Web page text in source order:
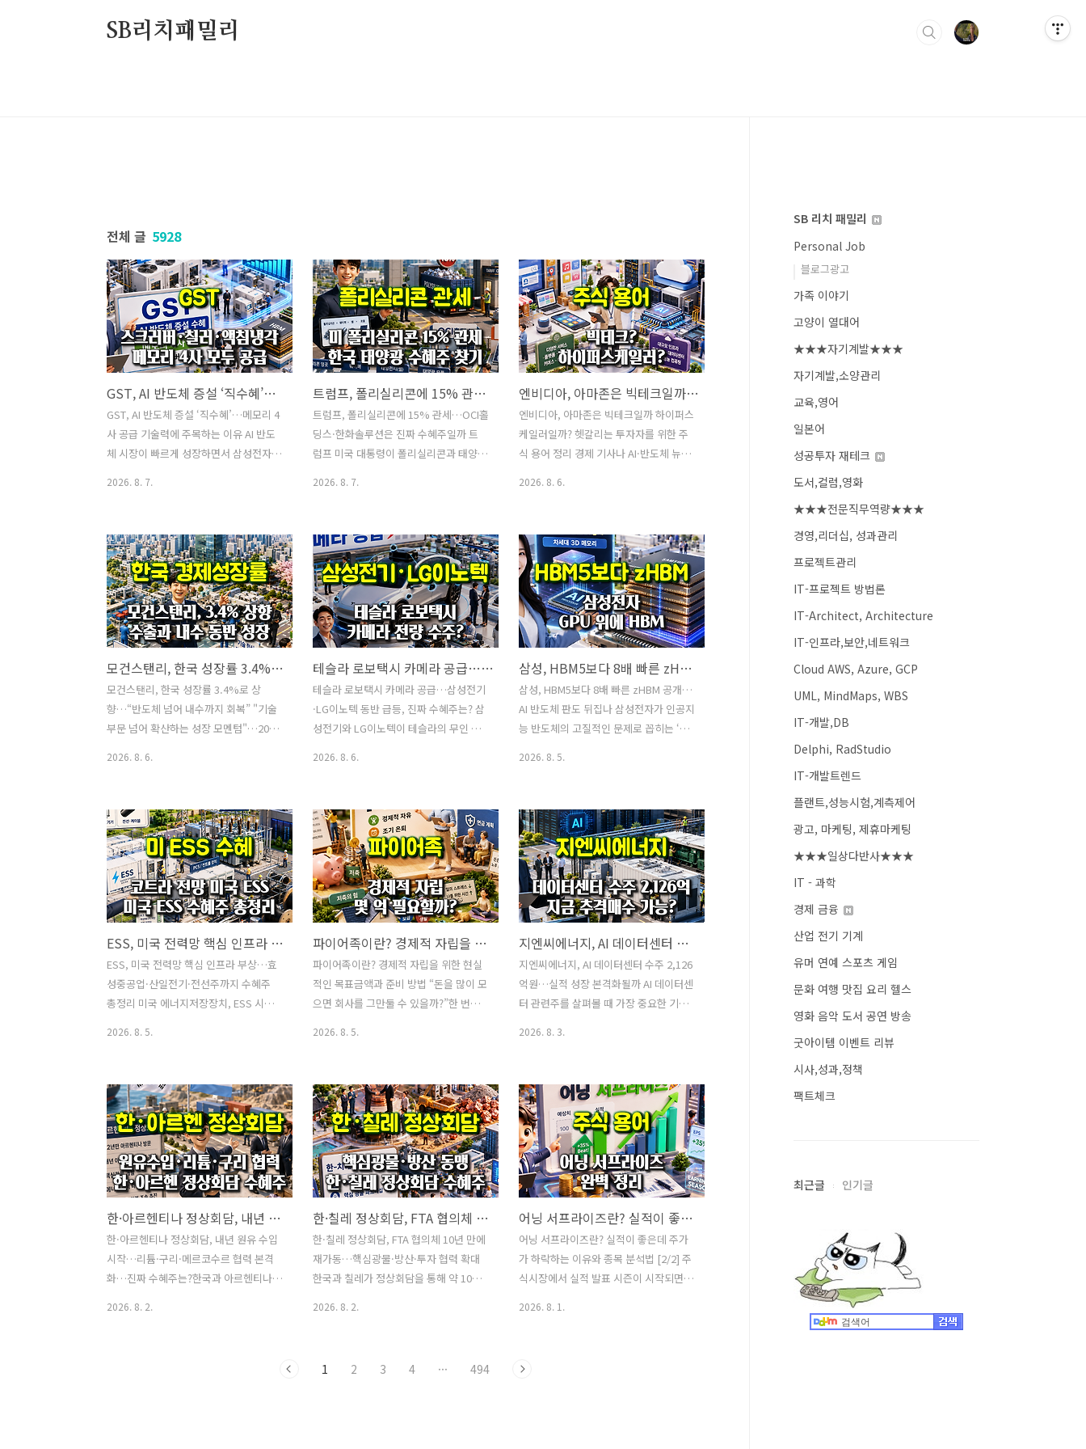
SB리치패밀리
전체 글 5928
GST, AI 반도체 증설 ‘직수혜’…메모리 4사 공급 기술력에 주목하는 이유
GST, AI 반도체 증설 ‘직수혜’…메모리 4
사 공급 기술력에 주목하는 이유 AI 반도
체 시장이 빠르게 성장하면서 삼성전자와
을 직접 생산하는 반도체 기업뿐만 아니
라 생산공정에 필요한 장비와 부품을 공
급하는 기업에도 관심이 쏠리고 있습니
다.이 가운데 반도체 공정용 스크러버와
칠러를 공급하는 GST·글로벌스탠다드테
크놀로지가 AI 반도체 증설의 수혜 기업으
로 부각되고 있습니다.GST는 삼성전자,
SK하이닉스, 마이크론, 중국 메모리 기업
등 이른바 ‘메모리 4사’에 제품을 공급할
수 있는 기술력과 고객사 레퍼런스를 확
보한 것으로 평가받고 있습니다.다만
2026. 8. 7.
트럼프, 폴리실리콘에 15% 관세…OCI홀딩스·한화솔루션은 진짜 수혜주일까
트럼프, 폴리실리콘에 15% 관세…OCI홀
딩스·한화솔루션은 진짜 수혜주일까 트
럼프 미국 대통령이 폴리실리콘과 태양광
양광 웨이퍼와 셀을 만드는 핵심 원료이
며, 고순도 제품은 반도체 제조에도 사용
됩니다. 미국은 이번 조치의 목적을 중국
중심으로 형성된 폴리실리콘 공급망을 미
국과 우방국 중심으로 재편하는 데 두고
있습니다.하지만 이번 정책을 단순히 ‘중
국산 제품에 대한 추가 관세’로만 해석해
서는 안 됩니다. 미국으로 수입되는 폴리
실리콘과 관련 파생제품에 광범위하게 적
용될 수 있어, 말레이시아와 한국에서 제
품을 생산해 미국으로 공급하는 국내 기
입니다.결국 국..
2026. 8. 7.
엔비디아, 아마존은 빅테크일까 하이퍼스케일러일까? 헷갈리는 투자자를 위한 주식 용어 정리
엔비디아, 아마존은 빅테크일까 하이퍼스
케일러일까? 헷갈리는 투자자를 위한 주
식 용어 정리 경제 기사나 AI·반도체 뉴스
규모가 큰 기술기업을 가리킬 때 사용되
기 때문에 같은 뜻처럼 느껴지기도 합니
다. 그러나 엄밀히 따지면 기업을 구분하
는 기준 자체가 다릅니다.쉽게 정리하면
다음과 같습니다.빅테크는 기업의 크기와
시장 영향력을 강조하는 표현이고, 하이
퍼스케일러는 초대형 컴퓨팅 인프라를 운
영하고 확장하는 능력을 강조하는 표현입
니다.아마존이나 마이크로소프트처럼 두
조건을 모두 충족하는 기업도 있지만, 모
든 빅테크 기업이 하이퍼스케일러인 것은
(Big Tech..
2026. 8. 6.
모건스탠리, 한국 성장률 3.4%로 상향…“반도체 넘어 내수까지 회복”
모건스탠리, 한국 성장률 3.4%로 상
향…“반도체 넘어 내수까지 회복” "기술
부문 넘어 확산하는 성장 모멘텀"…2027
행 모건스탠리가 2026년 한국 경제성장
률 전망치를 기존 2.8%에서 3.4%로
0.6%포인트 상향 조정했습니다.2027년
성장률 전망도 기존 2.3%에서 2.7%로
0.4%포인트 올렸습니다. 단순히 반도체
수출이 좋다는 수준을 넘어 자동차·기계·
소비재 수출과 설비투자, 민간소비, 관광
·서비스업까지 경기 회복세가 확산하고
있다는 판단입니다.그러나 성장률 전망만
올라간 것은 아닙니다. 모건스탠리는 물
가 상승률 전망과 한국은행 기준금리 전
2026. 8. 6.
테슬라 로보택시 카메라 공급…삼성전기·LG이노텍 동반 급등, 진짜 수혜주는?
테슬라 로보택시 카메라 공급…삼성전기
·LG이노텍 동반 급등, 진짜 수혜주는? 삼
성전기와 LG이노텍이 테슬라의 무인 로
LG이노텍은 테슬라 로보택시 수주 기대
와 함께 MSCI 한국 지수 신규 편입 가능성
까지 부각되며 장중 18% 넘게 상승했습
니다. 삼성전기 역시 로보택시 카메라뿐
아니라 AI 서버용 MLCC와 FC-BGA 공급
확대 기대가 겹치며 두 자릿수 상승률을
기록했습니다.2026년 8월 5일 기준 삼성
전기는 전일 대비 13.76% 오른 134만
8,000원, LG이노텍은 14.86% 오른 60만
3,000원에 거래를 마쳤습니다. LG이노텍
의 ‘16%대 급등’은 오전 장중 기준이며,
2026. 8. 6.
삼성, HBM5보다 8배 빠른 zHBM 공개…AI 반도체 판도 뒤집나
삼성, HBM5보다 8배 빠른 zHBM 공개…
AI 반도체 판도 뒤집나 삼성전자가 인공지
능 반도체의 고질적인 문제로 꼽히는 ‘메
반도체 행사 FMS 2026에서 AI 가속기 위
에 메모리를 수직으로 쌓는 새로운 구조
를 선보이며, 향후 HBM5 기반 시스템보
다 최대 8배 높은 성능을 구현할 수 있다
는 청사진을 제시했습니다.다만 이번 발
표를 두고 ‘HBM5보다 8배 빠른 메모리가
이미 개발됐다’고 받아들이는 것은 다소
성급합니다. 현재 공개된 것은 상용화된
완성품보다 차세대 AI 시스템을 위한 구조
와 성능 목표에 가깝습니다.그럼에도 이
번 발표가 중요한 이유는 분명합니다. 삼
2026. 8. 5.
ESS, 미국 전력망 핵심 인프라 부상…효성중공업·산일전기·전선주까지 수혜주 총정리
ESS, 미국 전력망 핵심 인프라 부상…효
성중공업·산일전기·전선주까지 수혜주
총정리 미국 에너지저장장치, ESS 시장
자진흥공사, 코트라가 발표한 ‘미 ESS 시
장 구조 변화와 전략적 시사점’ 보고서에
서 주목해야 할 부분도 단순한 배터리 수
요 증가가 아닙니다.미국 ESS 시장의 경
쟁 기준이 저렴한 가격에서 벗어나 ▲미
국 현지 생산 ▲부품 원산지 ▲비중국 공
급망 ▲안전성 ▲납기 ▲설치 및 유지보
수 대응 능력으로 이동하고 있다는 점입
니다.이 변화는 LG에너지솔루션과 삼성
SDI 같은 배터리 기업뿐 아니라 효성중공
업·LS ELECTRIC·산일전기·HD현대일렉
기 ..
2026. 8. 5.
파이어족이란? 경제적 자립을 위한 현실적인 목표금액과 준비 방법
파이어족이란? 경제적 자립을 위한 현실
적인 목표금액과 준비 방법 “돈을 많이 모
으면 회사를 그만둘 수 있을까?”한 번쯤
수도 있습니다. 건강이 허락할 때 여행이
나 취미를 즐기고 싶다는 이유도 있습니
다.이러한 고민과 함께 주목받은 개념이
바로 파이어(FIRE)​입니다.파이어는 단순
히 젊은 나이에 회사를 그만두는 것을 의
미하지 않습니다. 핵심은 월급이 없어도
생활을 유지할 수 있는 경제적 기반을 마
련해, 생계를 위해 원하지 않는 일을 계속
해야 하는 상태에서 벗어나는 것입니다.
그러나 파이어를 막연히 ‘몇억 원을 모으
면 가능한 조기 은퇴’라고 생각하면 현실
2026. 8. 5.
지엔씨에너지, AI 데이터센터 수주 2,126억원…실적 성장 본격화될까
지엔씨에너지, AI 데이터센터 수주 2,126
억원…실적 성장 본격화될까 AI 데이터센
터 관련주를 살펴볼 때 가장 중요한 기준
될 수 있는지를 확인해야 합니다.이런 관
점에서 지엔씨에너지의 최근 행보는 눈에
띕니다. 지엔씨에너지는 2026년 6월부터
8월 3일까지 LG유플러스, 삼성SDS, 삼
성물산, KT가 추진하는 데이터센터 프로
젝트에서 총 2,126억원 규모의 비상발전
기 공급계약을 확보했습니다.2026년 1분
기 말 수주잔고가 3,967억원이었다는 점
을 고려하면, 최근 수주는 회사의 중장기
실적 가시성을 크게 높여주는 변화입니
다.다만 수주 증가와 주가 상승이 동시에
2026. 8. 3.
한·아르헨티나 정상회담, 내년 원유 수입 시작…리튬·구리·메르코수르 협력 본격화…진짜 수혜주는?
한·아르헨티나 정상회담, 내년 원유 수입
시작…리튬·구리·메르코수르 협력 본격
화…진짜 수혜주는?한국과 아르헨티나가
2026. 8. 2.
한·칠레 정상회담, FTA 협의체 10년 만에 재가동…핵심광물·방산·투자 협력 확대
한·칠레 정상회담, FTA 협의체 10년 만에
재가동…핵심광물·방산·투자 협력 확대
한국과 칠레가 정상회담을 통해 약 10년
점에서 의미가 있습니다. 칠레가 보유한
2026. 8. 2.
어닝 서프라이즈란? 실적이 좋은데 주가가 하락하는 이유와 종목 분석법 [2/2]
어닝 서프라이즈란? 실적이 좋은데 주가
가 하락하는 이유와 종목 분석법 [2/2] 주
식시장에서 실적 발표 시즌이 시작되면
만 실제 의미는 조금 다릅니다.어닝 서프
2026. 8. 1.
1 2 3 4 ··· 494
SB 리치 패밀리
Personal Job
블로그광고
가족 이야기
고양이 열대어
★★★자기계발★★★
자기계발,소양관리
교육,영어
일본어
성공투자 재테크
도서,컬럼,영화
★★★전문직무역량★★★
경영,리더십, 성과관리
프로젝트관리
IT-프로젝트 방법론
IT-Architect, Architecture
IT-인프라,보안,네트워크
Cloud AWS, Azure, GCP
UML, MindMaps, WBS
IT-개발,DB
Delphi, RadStudio
IT-개발트렌드
플랜트,성능시험,계측제어
광고, 마케팅, 제휴마케팅
★★★일상다반사★★★
IT - 과학
경제 금융
산업 전기 기계
유머 연예 스포츠 게임
문화 여행 맛집 요리 헬스
영화 음악 도서 공연 방송
굿아이템 이벤트 리뷰
시사,성과,정책
팩트체크
최근글 인기글